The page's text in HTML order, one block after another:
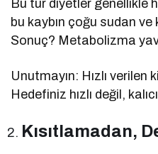
Bu tür diyetler genellikle
bu kaybın çoğu sudan
Sonuç? Metabolizma
Unutmayın: Hızlı verilen
Hedefiniz hızlı değil,
Kısıtlamadan,